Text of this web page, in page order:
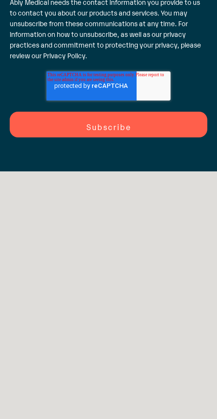
to contact you about our products and services. You may
unsubscribe from these communications at any time. For
information on how to unsubscribe, as well as our privacy
practices and commitment to protecting your privacy, please
review our Privacy Policy.